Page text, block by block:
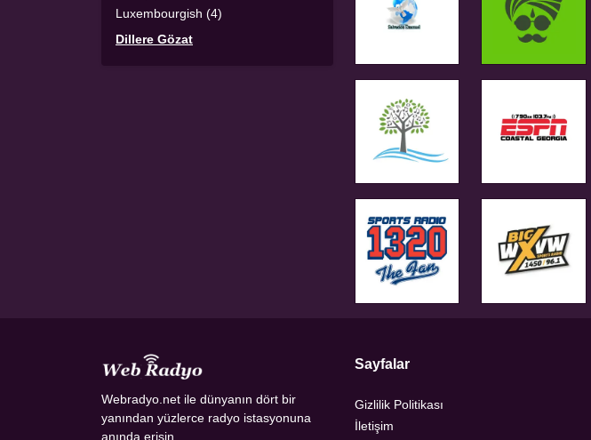
Luxembourgish (4)
Dillere Gözat
Webradyo.net ile dünyanın dört bir
yanından yüzlerce radyo istasyonuna
anında erişin.
Sayfalar
Gizlilik Politikası
İletişim